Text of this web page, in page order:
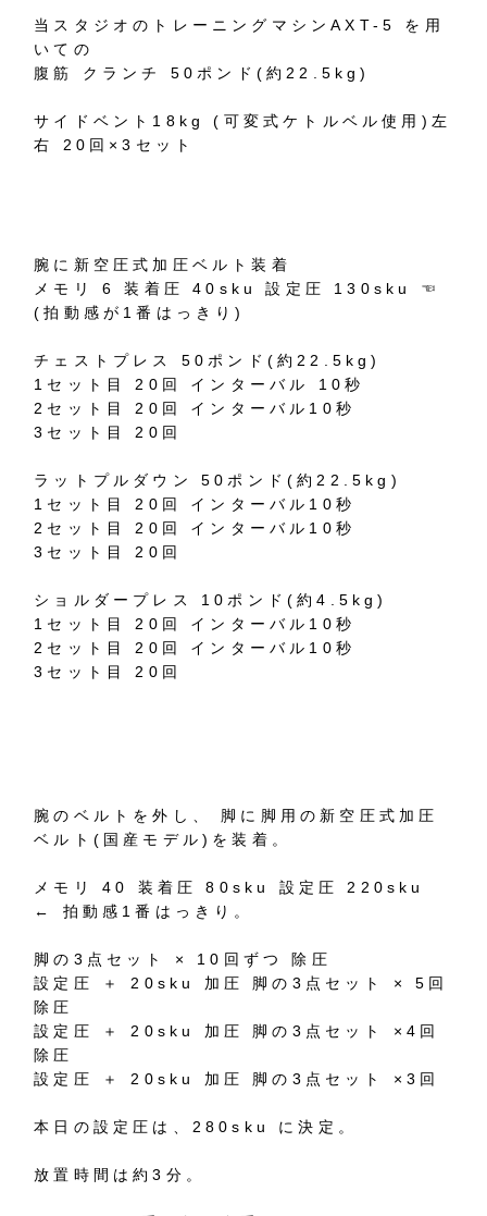
当スタジオのトレーニングマシンAXT-5 を用
いての
腹筋 クランチ 50ポンド(約22.5kg)
サイドベント18kg (可変式ケトルベル使用)左
右 20回×3セット
腕に新空圧式加圧ベルト装着
メモリ 6 装着圧 40sku 設定圧 130sku ☜
(拍動感が1番はっきり)
チェストプレス 50ポンド(約22.5kg)
1セット目 20回 インターバル 10秒
2セット目 20回 インターバル10秒
3セット目 20回
ラットプルダウン 50ポンド(約22.5kg)
1セット目 20回 インターバル10秒
2セット目 20回 インターバル10秒
3セット目 20回
ショルダープレス 10ポンド(約4.5kg)
1セット目 20回 インターバル10秒
2セット目 20回 インターバル10秒
3セット目 20回
腕のベルトを外し、 脚に脚用の新空圧式加圧
ベルト(国産モデル)を装着。
メモリ 40 装着圧 80sku 設定圧 220sku
← 拍動感1番はっきり。
脚の3点セット × 10回ずつ 除圧
設定圧 ＋ 20sku 加圧 脚の3点セット × 5回
除圧
設定圧 ＋ 20sku 加圧 脚の3点セット ×4回
除圧
設定圧 ＋ 20sku 加圧 脚の3点セット ×3回
本日の設定圧は、280sku に決定。
放置時間は約3分。